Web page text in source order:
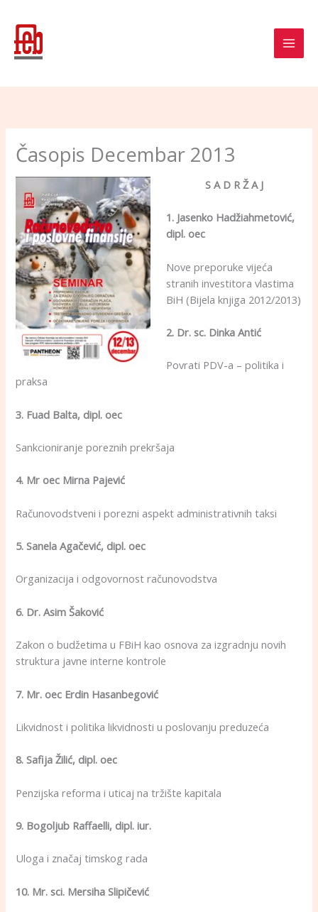
content
Časopis Decembar 2013
S A D R Ž A J
1. Jasenko Hadžiahmetović,
dipl. oec
Nove preporuke vijeća
stranih investitora vlastima
BiH (Bijela knjiga 2012/2013)
2. Dr. sc. Dinka Antić
Povrati PDV-a – politika i
praksa
3. Fuad Balta, dipl. oec
Sankcioniranje poreznih prekršaja
4. Mr oec Mirna Pajević
Računovodstveni i porezni aspekt administrativnih taksi
5. Sanela Agačević, dipl. oec
Organizacija i odgovornost računovodstva
6. Dr. Asim Šaković
Zakon o budžetima u FBiH kao osnova za izgradnju novih
struktura javne interne kontrole
7. Mr. oec Erdin Hasanbegović
Likvidnost i politika likvidnosti u poslovanju preduzeća
8. Safija Žilić, dipl. oec
Penzijska reforma i uticaj na tržište kapitala
9. Bogoljub Raffaelli, dipl. iur.
Uloga i značaj timskog rada
10. Mr. sci. Mersiha Slipičević